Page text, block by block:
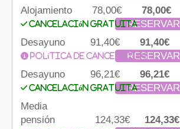
Alojamiento 78,00€
78,00€
RESERVAR
Cancelación gratuita
Desayuno 91,40€
91,40€
RESERVAR
Política de cancelación
Desayuno 96,21€
96,21€
RESERVAR
Cancelación gratuita
Media
pensión
124,33€
124,33€